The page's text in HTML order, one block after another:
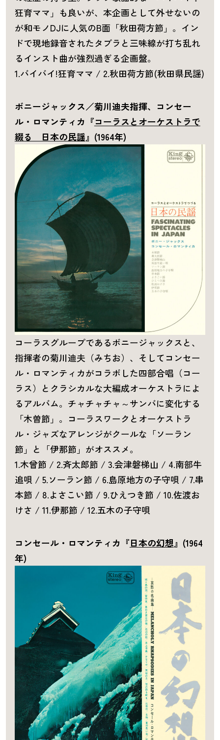
狂育ママ」も良いが、本企画として外せないの
が和モノDJに人気のB面「秋田荷方節」。イン
ドで現地録音されたタブラと三味線が打ち乱れ
るインスト曲が強烈過ぎる企画盤。
1.バイバイ!狂育ママ / 2.秋田荷方節(秋田県民謡)
ボニージャックス／菊川迪夫指揮、コンセー
ル・ロマンティカ『コーラスとオーケストラで
綴る 日本の民謡』(1964年)
コーラスグループであるボニージャックスと、
指揮者の菊川迪夫（みちお）、そしてコンセー
ル・ロマンティカがコラボした四部合唱（コー
ラス）とクラシカルな大編成オーケストラによ
るアルバム。チャチャチャ～サンバに変化する
「木曽節」。コーラスワークとオーケストラ
ル・ジャズなアレンジがクールな「ソーラン
節」と「伊那節」がオススメ。
1.木曾節 / 2.斉太郎節 / 3.会津磐梯山 / 4.南部牛
追唄 / 5.ソーラン節 / 6.島原地方の子守唄 / 7.串
本節 / 8.よさこい節 / 9.ひえつき節 / 10.佐渡お
けさ / 11.伊那節 / 12.五木の子守唄
コンセール・ロマンティカ『日本の幻想』(1964
年)